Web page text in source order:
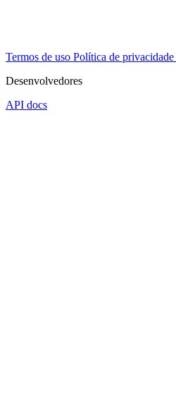
Termos de uso Política de privacidade
Desenvolvedores
API docs